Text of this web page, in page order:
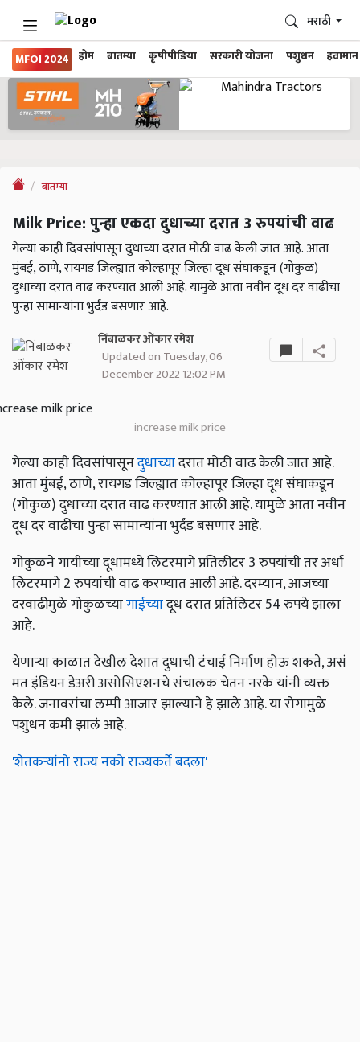
MFOI 2024 होम बातम्या कृषीपीडिया सरकारी योजना पशुधन हवामान
मराठी
बातम्या
Milk Price: पुन्हा एकदा दुधाच्या दरात 3 रुपयांची वाढ
गेल्या काही दिवसांपासून दुधाच्या दरात मोठी वाढ केली जात आहे. आता
मुंबई, ठाणे, रायगड जिल्ह्यात कोल्हापूर जिल्हा दूध संघाकडून (गोकुळ)
दुधाच्या दरात वाढ करण्यात आली आहे. यामुळे आता नवीन दूध दर वाढीचा
पुन्हा सामान्यांना भुर्दंड बसणार आहे.
निंबाळकर ओंकार रमेश
Updated on Tuesday, 06
December 2022 12:02 PM
increase milk price
गेल्या काही दिवसांपासूनदुधाच्यादरात मोठी वाढ केली जात आहे.
आता मुंबई, ठाणे, रायगड जिल्ह्यात कोल्हापूर जिल्हा दूध संघाकडून
(गोकुळ) दुधाच्या दरात वाढ करण्यात आली आहे. यामुळे आता नवीन
दूध दर वाढीचा पुन्हा सामान्यांना भुर्दंड बसणार आहे.
गोकुळने गायीच्या दूधामध्ये लिटरमागे प्रतिलीटर 3 रुपयांची तर अर्धा
लिटरमागे 2 रुपयांची वाढ करण्यात आली आहे. दरम्यान, आजच्या
दरवाढीमुळे गोकुळच्यागाईच्यादूध दरात प्रतिलिटर 54 रुपये झाला
आहे.
येणाऱ्या काळात देखील देशात दुधाची टंचाई निर्माण होऊ शकते, असं
मत इंडियन डेअरी असोसिएशनचे संचालक चेतन नरके यांनी व्यक्त
केले. जनावरांचा लम्पी आजार झाल्याने हे झाले आहे. या रोगामुळे
पशुधन कमी झालं आहे.
'शेतकर्‍यांनो राज्य नको राज्यकर्ते बदला'